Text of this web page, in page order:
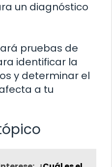
un diagnóstico
pruebas de
identificar la
y determinar el
a tu